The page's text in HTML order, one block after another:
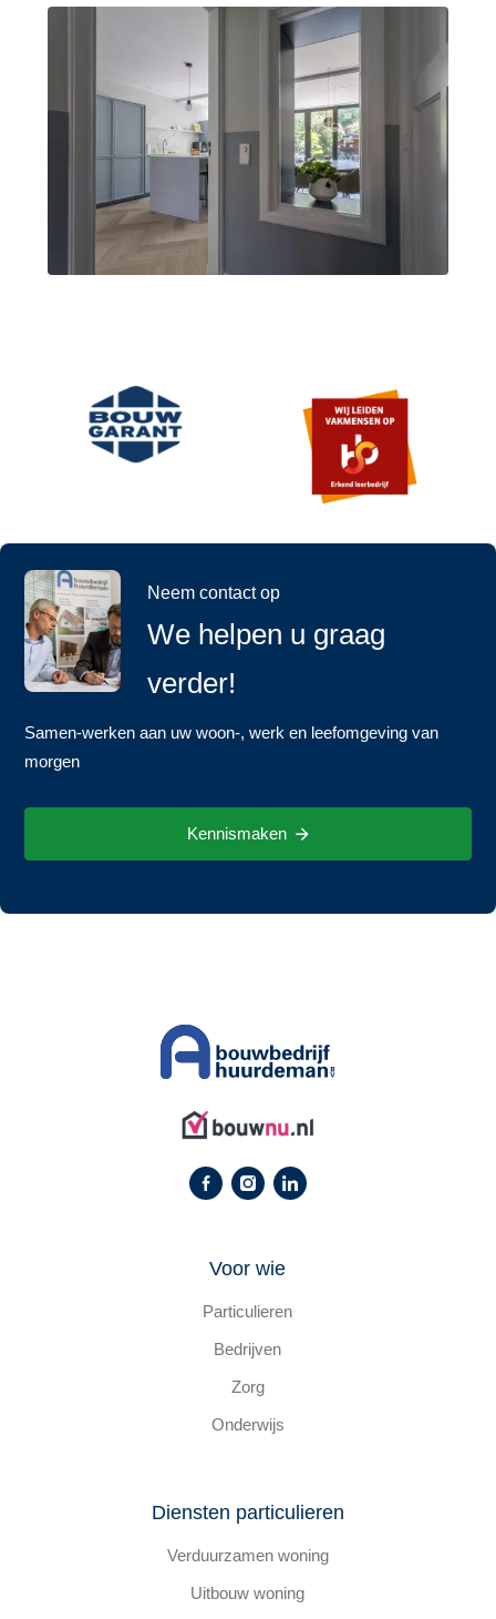
Neem contact op
We helpen u graag
verder!
Samen-werken aan uw woon-, werk en leefomgeving van
morgen
Kennismaken
Voor wie
Particulieren
Bedrijven
Zorg
Onderwijs
Diensten particulieren
Verduurzamen woning
Uitbouw woning